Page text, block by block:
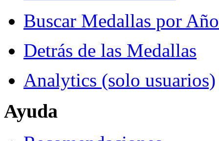
Buscar Medallas por Año
Detrás de las Medallas
Analytics (solo usuarios)
Ayuda